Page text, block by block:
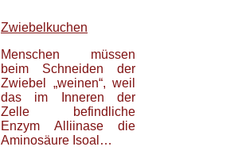
Zwiebelkuchen
Menschen müssen
beim Schneiden der
Zwiebel „weinen“, weil
das im Inneren der
Zelle befindliche
Enzym Alliinase die
Aminosäure Isoal…